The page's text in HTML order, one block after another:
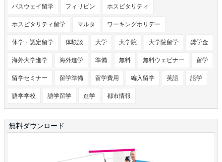
パスウェイ留学 フィリピン ホスピタリティ
ホスピタリティ留学 マルタ ワーキングホリデー
休学・認定留学 体験談 大学 大学院 大学院留学 奨学金
海外大学進学 海外進学 準備 無料 無料ウェビナー 留学
留学セミナー 留学準備 留学費用 編入留学 英語 語学
語学学校 語学留学 進学 都市情報
無料ダウンロード